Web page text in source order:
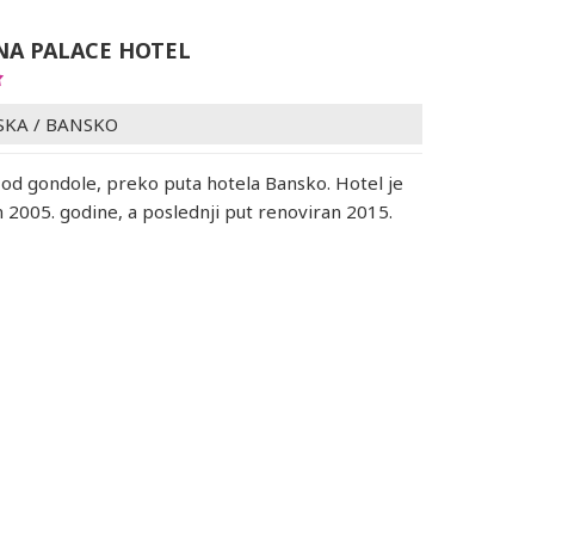
PALACE HOTEL
/ BANSKO
gondole, preko puta hotela Bansko. Hotel je
2005. godine, a poslednji put renoviran 2015.